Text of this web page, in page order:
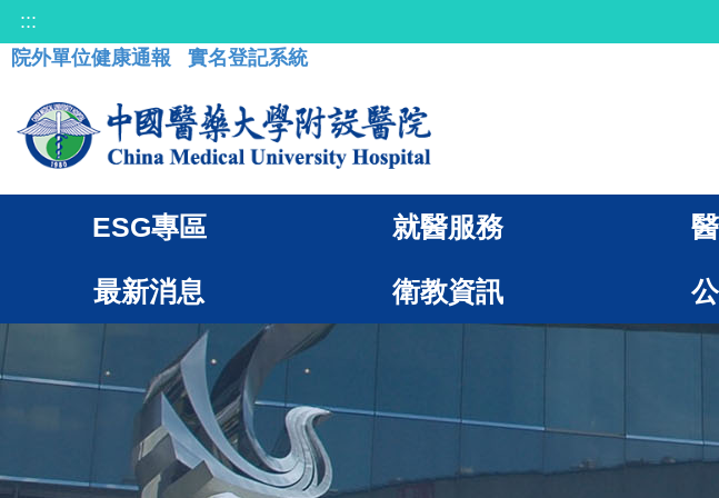
:::
院外單位健康通報
實名登記系統
ESG專區 就醫服務
最新消息 衛教資訊